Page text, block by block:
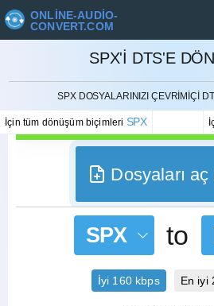
ONLINE-AUDIO-
CONVERT.COM
SPX'I DTS'E
SPX DOSYALARINIZI ÇEVRIMIÇI
İçin tüm dönüşüm biçimleri SPX
İPTAL ETMEK
Dosyaları
SPX to
İyi 160 kbps En iyi